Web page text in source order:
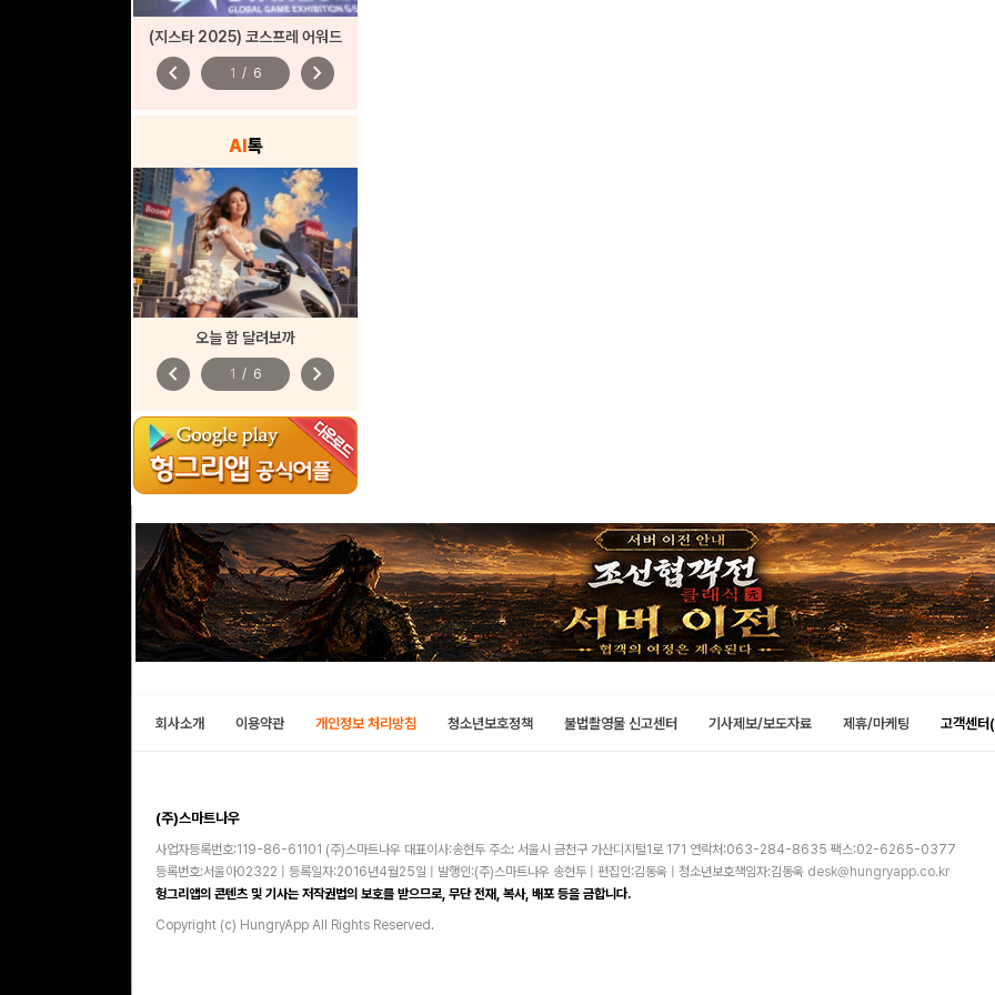
(지스타 2025) 코스프레 어워드
chevron_left 1 / 6 chevron_right
AI톡
오늘 함 달려보까
chevron_left 1 / 6 chevron_right
회사소개 이용약관 개인정보 처리방침 청소년보호정책 불법촬영물 신고센터 기사제보/보도자료 제휴/마케팅 고객센
(주)스마트나우
사업자등록번호:119-86-61101 (주)스마트나우 대표이사:송현두 주소: 서울시 금천구 가산디지털1로 171 연락처:063-284-8635 팩스:02-6265-0377
등록번호:서울아02322 | 등록일자:2016년4월25일 | 발행인:(주)스마트나우 송현두 | 편집인:김동욱 | 청소년보호책임자:김동욱 desk@hungryapp.co.kr
헝그리앱의 콘텐츠 및 기사는 저작권법의 보호를 받으므로, 무단 전재, 복사, 배포 등을 금합니다.
Copyright (c) HungryApp All Rights Reserved.